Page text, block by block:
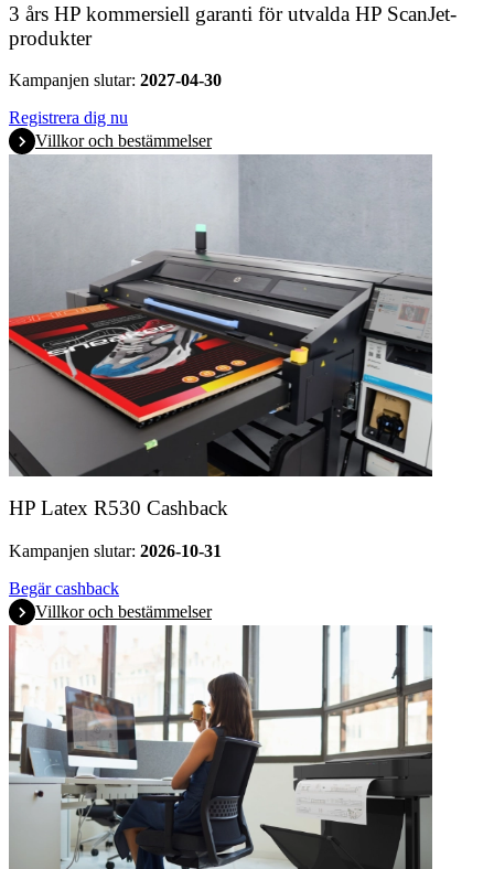
3 års HP kommersiell garanti för utvalda HP ScanJet-
produkter
Kampanjen slutar: 2027-04-30
Registrera dig nu
Villkor och bestämmelser
HP Latex R530 Cashback
Kampanjen slutar: 2026-10-31
Begär cashback
Villkor och bestämmelser